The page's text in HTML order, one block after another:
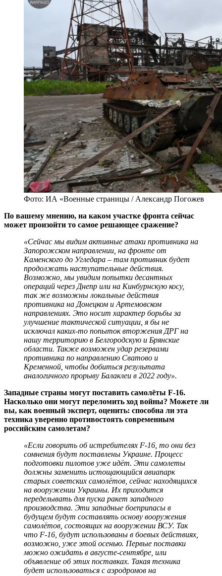
Фото: ИА «Военные страницы / Александр Погожев
По вашему мнению, на каком участке фронта сейчас
может произойти то самое решающее сражение?
«Сейчас мы видим активные атаки противника на
Запорожском направлении, на фронте от
Каменского до Угледара – там противник будет
продолжать наступательные действия.
Возможно, мы увидим попытки десантных
операций через Днепр или на Кинбурнскую косу,
так же возможны локальные действия
противника на Донецком и Артемовском
направлениях. Это носит характер борьбы за
улучшение тактической ситуации, я бы не
исключал каких-то попыток вторжения ДРГ на
нашу территорию в Белгородскую и Брянские
области. Также возможен удар резервами
противника по направлению Сватово и
Кременной, чтобы добиться результата
аналогичного прорыву Балаклеи в 2022 году».
Западные страны могут поставить самолёты F-16.
Насколько они могут переломить ход войны? Можете ли
вы, как военный эксперт, оценить: способна ли эта
техника уверенно противостоять современным
российским самолетам?
«Если говорить об истребителях F-16, то они без
сомнения будут поставлены Украине. Процесс
подготовки пилотов уже идёт. Эти самолеты
должны заменить истощающийся авиапарк
старых советских самолётов, сейчас находящихся
на вооружении Украины. Их приходится
переделывать для пуска ракет западного
производства. Эти западные боеприпасы в
будущем будут составлять основу вооружения
самолётов, состоящих на вооружении ВСУ. Так
что F-16, будут использованы в боевых действиях,
возможно, уже этой осенью. Первые поставки
можно ожидать в августе-сентябре, или
объявление об этих поставках. Такая техника
будет использоваться с аэродромов на